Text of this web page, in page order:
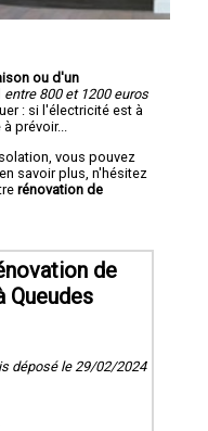
ou d'un
entre 800 et 1200 euros
: si l'électricité est à
prévoir...
vous pouvez
savoir plus, n'hésitez
rénovation de
de
Queudes
déposé le 29/02/2024